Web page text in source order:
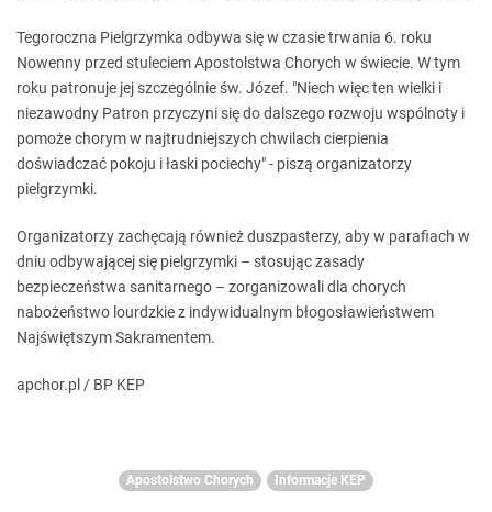
Tegoroczna Pielgrzymka odbywa się w czasie trwania 6. roku
Nowenny przed stuleciem Apostolstwa Chorych w świecie. W tym
roku patronuje jej szczególnie św. Józef. "Niech więc ten wielki i
niezawodny Patron przyczyni się do dalszego rozwoju wspólnoty i
pomoże chorym w najtrudniejszych chwilach cierpienia
doświadczać pokoju i łaski pociechy" - piszą organizatorzy
pielgrzymki.
Organizatorzy zachęcają również duszpasterzy, aby w parafiach w
dniu odbywającej się pielgrzymki – stosując zasady
bezpieczeństwa sanitarnego – zorganizowali dla chorych
nabożeństwo lourdzkie z indywidualnym błogosławieństwem
Najświętszym Sakramentem.
apchor.pl / BP KEP
Apostolstwo Chorych Informacje KEP